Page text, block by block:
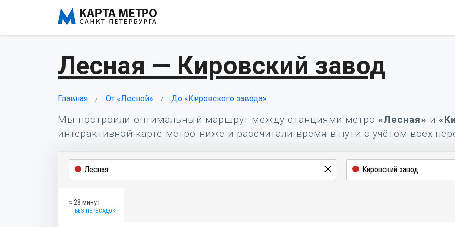
Лесная — Кировский завод
Главная От «Лесной» До «Кировского завода»
Мы построили оптимальный маршрут между станциями метро«Лесная» и
интерактивной карте метро ниже и рассчитали время в пути с учётом всех
≈ 28 минут
БЕЗ ПЕРЕСАДОК